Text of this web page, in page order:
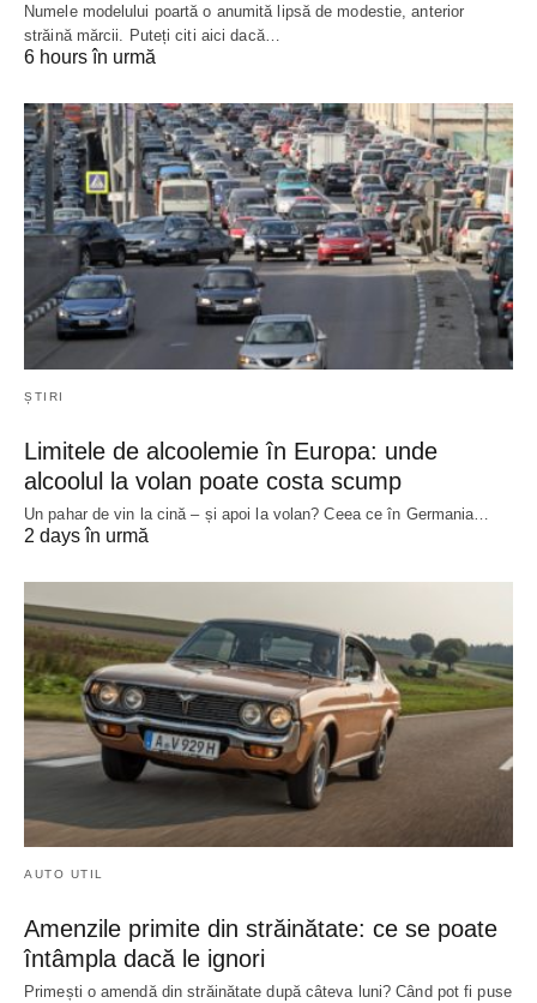
Numele modelului poartă o anumită lipsă de modestie, anterior
străină mărcii. Puteți citi aici dacă…
6 hours în urmă
ȘTIRI
Limitele de alcoolemie în Europa: unde
alcoolul la volan poate costa scump
Un pahar de vin la cină – și apoi la volan? Ceea ce în Germania…
2 days în urmă
AUTO UTIL
Amenzile primite din străinătate: ce se poate
întâmpla dacă le ignori
Primești o amendă din străinătate după câteva luni? Când pot fi puse